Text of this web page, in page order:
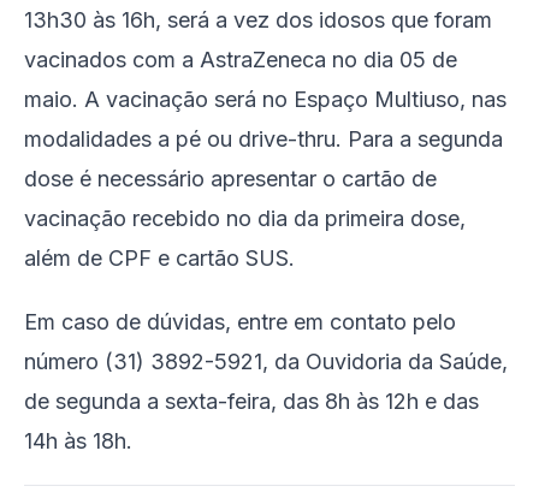
13h30 às 16h, será a vez dos idosos que foram
vacinados com a AstraZeneca no dia 05 de
maio. A vacinação será no Espaço Multiuso, nas
modalidades a pé ou drive-thru. Para a segunda
dose é necessário apresentar o cartão de
vacinação recebido no dia da primeira dose,
além de CPF e cartão SUS.
Em caso de dúvidas, entre em contato pelo
número (31) 3892-5921, da Ouvidoria da Saúde,
de segunda a sexta-feira, das 8h às 12h e das
14h às 18h.